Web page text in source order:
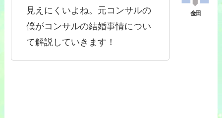
見えにくいよね。元コンサルの
僕がコンサルの結婚事情につい
て解説していきます！